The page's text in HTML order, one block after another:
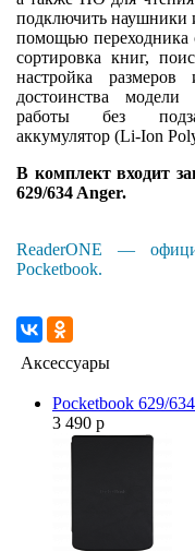
подключить наушники
помощью переходника
сортировка книг,
настройка
достоинства
работы без
аккумулятор (Li-Ion
В комплект входит
629/634 Anger.
ReaderONE —
Pocketbook.
Аксессуары
Pocketbook 629/
3 490 р